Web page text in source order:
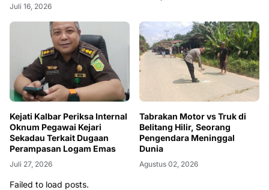
Juli 16, 2026
Kejati Kalbar Periksa Internal
Oknum Pegawai Kejari
Sekadau Terkait Dugaan
Perampasan Logam Emas
Juli 27, 2026
Tabrakan Motor vs Truk di
Belitang Hilir, Seorang
Pengendara Meninggal
Dunia
Agustus 02, 2026
Failed to load posts.